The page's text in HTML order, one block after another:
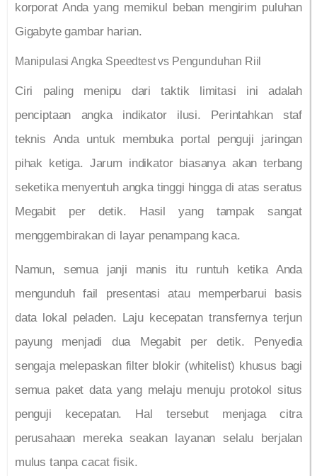
korporat Anda yang memikul beban mengirim puluhan
Gigabyte gambar harian.
Manipulasi Angka Speedtest vs Pengunduhan Riil
Ciri paling menipu dari taktik limitasi ini adalah
penciptaan angka indikator ilusi. Perintahkan staf
teknis Anda untuk membuka portal penguji jaringan
pihak ketiga. Jarum indikator biasanya akan terbang
seketika menyentuh angka tinggi hingga di atas seratus
Megabit per detik. Hasil yang tampak sangat
menggembirakan di layar penampang kaca.
Namun, semua janji manis itu runtuh ketika Anda
mengunduh fail presentasi atau memperbarui basis
data lokal peladen. Laju kecepatan transfernya terjun
payung menjadi dua Megabit per detik. Penyedia
sengaja melepaskan filter blokir (whitelist) khusus bagi
semua paket data yang melaju menuju protokol situs
penguji kecepatan. Hal tersebut menjaga citra
perusahaan mereka seakan layanan selalu berjalan
mulus tanpa cacat fisik.